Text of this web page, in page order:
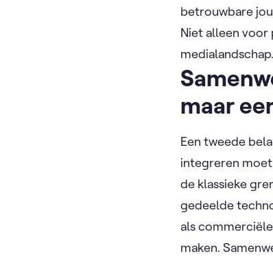
betrouwbare
Niet alleen voor
maar
Een tweede
integreren
de klassieke
gedeelde
als
maken.